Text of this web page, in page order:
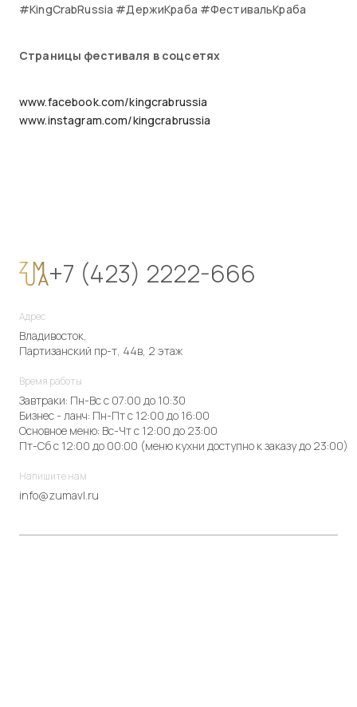
#KingCrabRussia #ДержиКраба #ФестивальКраба
Страницы фестиваля в соцсетях
www.facebook.com/kingcrabrussia
www.instagram.com/kingcrabrussia
+7 (423) 2222-666
Адрес
Владивосток,
Партизанский пр-т, 44в, 2 этаж
Время работы
Завтраки: Пн-Вс с 07:00 до 10:30
Бизнес - ланч: Пн-Пт с 12:00 до 16:00
Основное меню: Вс-Чт с 12:00 до 23:00
Пт-Сб с 12:00 до 00:00 (меню кухни доступно к заказу до 23:00)
Напишите нам
info@zumavl.ru